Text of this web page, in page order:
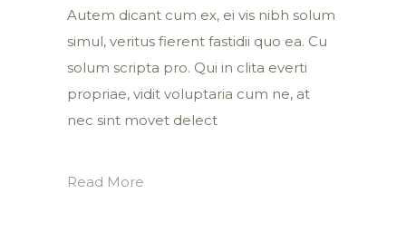
Autem dicant cum ex, ei vis nibh solum
simul, veritus fierent fastidii quo ea. Cu
solum scripta pro. Qui in clita everti
propriae, vidit voluptaria cum ne, at
nec sint movet delect
Read More